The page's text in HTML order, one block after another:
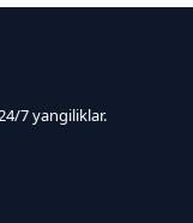
7 yangiliklar.